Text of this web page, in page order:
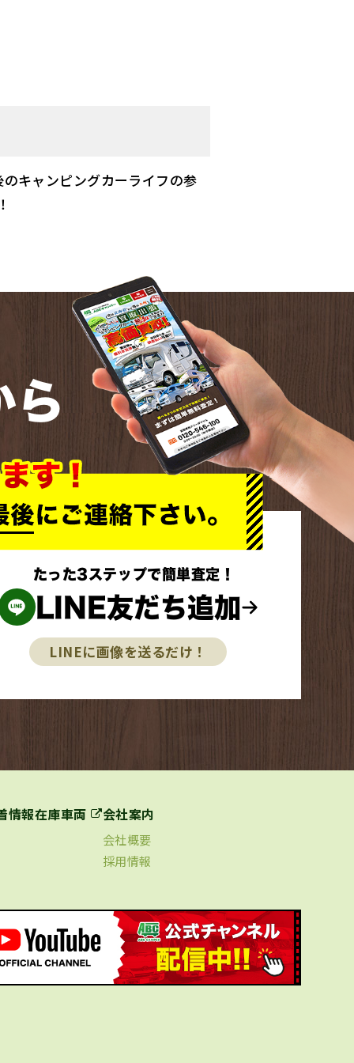
キャンピングカーライフの参
ら
たった3ステップで簡単査定！
LINE友だち追加
LINEに画像を送るだけ！
情報在庫車両 会社案内
会社概要
採用情報